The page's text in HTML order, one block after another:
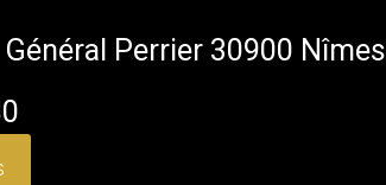
Perrier 30900 Nîmes